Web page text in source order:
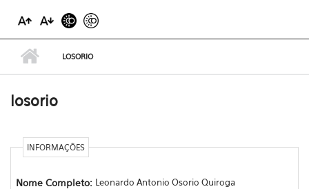
LOSORIO
losorio
INFORMAÇÕES
Nome Completo: Leonardo Antonio Osorio Quiroga